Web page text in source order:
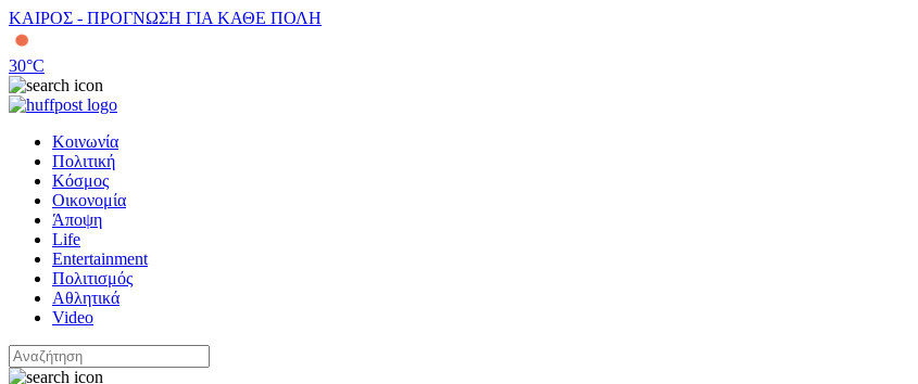
ΚΑΙΡΟΣ - ΠΡΟΓΝΩΣΗ ΓΙΑ ΚΑΘΕ ΠΟΛΗ
30°C
Κοινωνία
Πολιτική
Κόσμος
Οικονομία
Άποψη
Life
Entertainment
Πολιτισμός
Αθλητικά
Video